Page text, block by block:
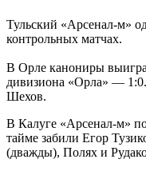
Тульский «Арсенал-м»
контрольных матчах.
В Орле канониры
дивизиона «Орла» —
Шехов.
В Калуге «Арсенал-м»
тайме забили Егор
(дважды), Полях и